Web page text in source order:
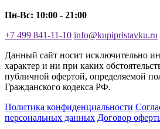
Пн-Вс: 10:00 - 21:00
+7 499 841-11-10 info@kupipristavku.ru
Данный сайт носит исключительно
характер и ни при каких
публичной офертой, определяемой
Гражданского кодекса РФ.
Политика конфиденциальности
персональных данных Договор